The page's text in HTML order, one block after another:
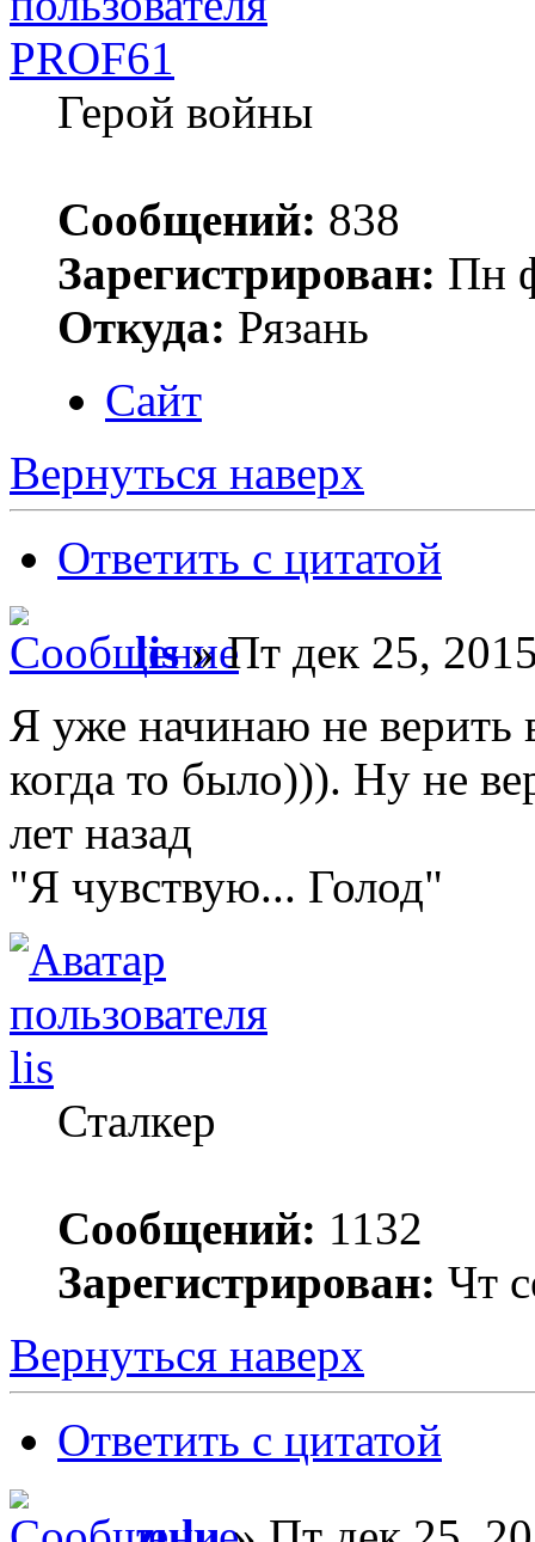
PROF61
Герой войны
Сообщений: 838
Зарегистрирован: Пн
Откуда: Рязань
Сайт
Вернуться наверх
Ответить с цитатой
lis» Пт дек 25,
Я уже начинаю не верить
когда то было))). Ну не
лет назад
"Я чувствую... Голод"
lis
Сталкер
Сообщений: 1132
Зарегистрирован: Чт
Вернуться наверх
Ответить с цитатой